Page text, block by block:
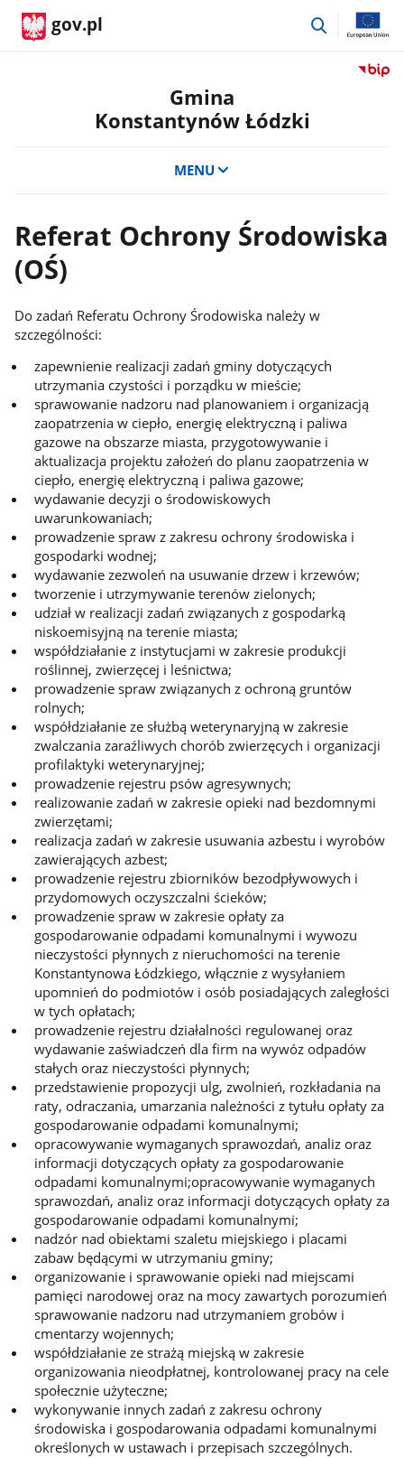
gov.pl
przejdź
Przejdź
Łódzki
Gmina
Konstantynów Łódzki
MENU
Referat Ochrony Środowiska
(OŚ)
Do zadań Referatu Ochrony Środowiska należy w
szczególności:
zapewnienie realizacji zadań gminy dotyczących
utrzymania czystości i porządku w mieście;
sprawowanie nadzoru nad planowaniem i organizacją
zaopatrzenia w ciepło, energię elektryczną i paliwa
gazowe na obszarze miasta, przygotowywanie i
aktualizacja projektu założeń do planu zaopatrzenia w
ciepło, energię elektryczną i paliwa gazowe;
wydawanie decyzji o środowiskowych
uwarunkowaniach;
prowadzenie spraw z zakresu ochrony środowiska i
gospodarki wodnej;
wydawanie zezwoleń na usuwanie drzew i krzewów;
tworzenie i utrzymywanie terenów zielonych;
udział w realizacji zadań związanych z gospodarką
niskoemisyjną na terenie miasta;
współdziałanie z instytucjami w zakresie produkcji
roślinnej, zwierzęcej i leśnictwa;
prowadzenie spraw związanych z ochroną gruntów
rolnych;
współdziałanie ze służbą weterynaryjną w zakresie
zwalczania zaraźliwych chorób zwierzęcych i organizacji
profilaktyki weterynaryjnej;
prowadzenie rejestru psów agresywnych;
realizowanie zadań w zakresie opieki nad bezdomnymi
zwierzętami;
realizacja zadań w zakresie usuwania azbestu i wyrobów
zawierających azbest;
prowadzenie rejestru zbiorników bezodpływowych i
przydomowych oczyszczalni ścieków;
prowadzenie spraw w zakresie opłaty za
gospodarowanie odpadami komunalnymi i wywozu
nieczystości płynnych z nieruchomości na terenie
Konstantynowa Łódzkiego, włącznie z wysyłaniem
upomnień do podmiotów i osób posiadających zaległości
w tych opłatach;
prowadzenie rejestru działalności regulowanej oraz
wydawanie zaświadczeń dla firm na wywóz odpadów
stałych oraz nieczystości płynnych;
przedstawienie propozycji ulg, zwolnień, rozkładania na
raty, odraczania, umarzania należności z tytułu opłaty za
gospodarowanie odpadami komunalnymi;
opracowywanie wymaganych sprawozdań, analiz oraz
informacji dotyczących opłaty za gospodarowanie
odpadami komunalnymi;opracowywanie wymaganych
sprawozdań, analiz oraz informacji dotyczących opłaty za
gospodarowanie odpadami komunalnymi;
nadzór nad obiektami szaletu miejskiego i placami
zabaw będącymi w utrzymaniu gminy;
organizowanie i sprawowanie opieki nad miejscami
pamięci narodowej oraz na mocy zawartych porozumień
sprawowanie nadzoru nad utrzymaniem grobów i
cmentarzy wojennych;
współdziałanie ze strażą miejską w zakresie
organizowania nieodpłatnej, kontrolowanej pracy na cele
społecznie użyteczne;
wykonywanie innych zadań z zakresu ochrony
środowiska i gospodarowania odpadami komunalnymi
określonych w ustawach i przepisach szczególnych.